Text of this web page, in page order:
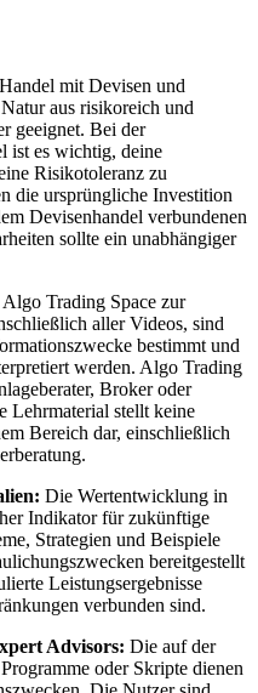
mit Devisen und
aus risikoreich und
geeignet. Bei der
ist es wichtig, deine
Risikotoleranz zu
die ursprüngliche Investition
Devisenhandel verbundenen
sollte ein unabhängiger
Trading Space zur
aller Videos, sind
bestimmt und
werden. Algo Trading
Broker oder
Lehrmaterial stellt keine
Bereich dar, einschließlich
Die Wertentwicklung in
Indikator für zukünftige
Strategien und Beispiele
bereitgestellt
Leistungsergebnisse
verbunden sind.
Advisors: Die auf der
oder Skripte dienen